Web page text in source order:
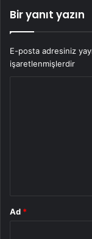
Bir yanıt yazın
E-posta adresiniz
işaretlenmişlerdir
Ad *